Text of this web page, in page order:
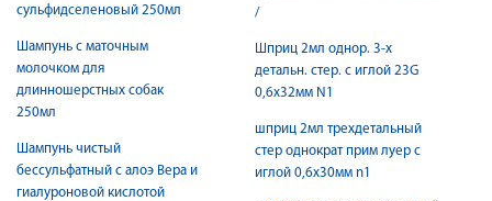
сульфидселеновый 250мл
Шампунь с маточным
молочком для
длинношерстных собак
250мл
Шампунь чистый
бессульфатный с алоэ Вера и
гиалуроновой кислотой
/
Шприц 2мл однор. 3-х
детальн. стер. с иглой 23G
0,6х32мм N1
шприц 2мл трехдетальный
стер однократ прим луер c
иглой 0,6х30мм n1